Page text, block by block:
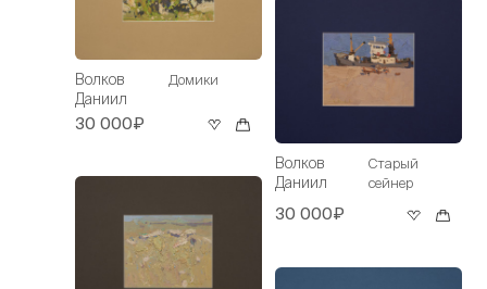
Волков
Даниил
Домики
30 000₽
Волков
Даниил
Старый
сейнер
30 000₽